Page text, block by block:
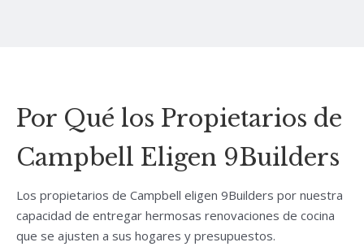
Por Qué los Propietarios de
Campbell Eligen 9Builders
Los propietarios de Campbell eligen 9Builders por nuestra
capacidad de entregar hermosas renovaciones de cocina
que se ajusten a sus hogares y presupuestos.